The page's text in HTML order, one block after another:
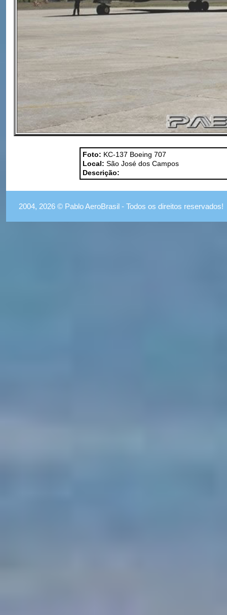
Foto: KC-137 Boeing 707
Local: São José dos Campos
Descrição:
2004, 2026 © Pablo AeroBrasil - Todos os direitos reservados!